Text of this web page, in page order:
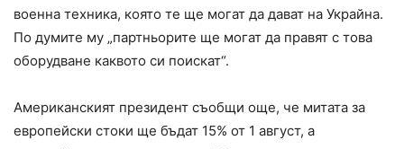
военна техника, която те ще могат да дават на Украйна.
По думите му „партньорите ще могат да правят с това
оборудване каквото си поискат“.
Американският президент съобщи още, че митата за
европейски стоки ще бъдат 15% от 1 август, а